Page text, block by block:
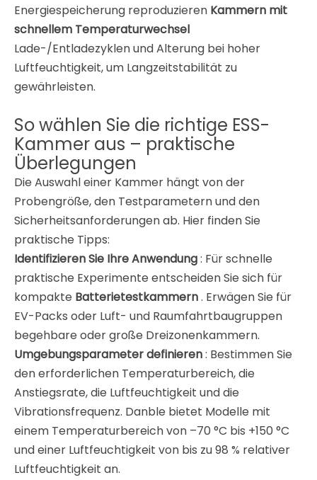
Energiespeicherung reproduzieren Kammern mit
schnellem Temperaturwechsel
Lade-/Entladezyklen und Alterung bei hoher
Luftfeuchtigkeit, um Langzeitstabilität zu
gewährleisten.
So wählen Sie die richtige ESS-
Kammer aus – praktische
Überlegungen
Die Auswahl einer Kammer hängt von der
Probengröße, den Testparametern und den
Sicherheitsanforderungen ab. Hier finden Sie
praktische Tipps:
Identifizieren Sie Ihre Anwendung: Für schnelle
praktische Experimente entscheiden Sie sich für
kompakte Batterietestkammern. Erwägen Sie für
EV-Packs oder Luft- und Raumfahrtbaugruppen
begehbare oder große Dreizonenkammern.
Umgebungsparameter definieren: Bestimmen Sie
den erforderlichen Temperaturbereich, die
Anstiegsrate, die Luftfeuchtigkeit und die
Vibrationsfrequenz. Danble bietet Modelle mit
einem Temperaturbereich von –70 °C bis +150 °C
und einer Luftfeuchtigkeit von bis zu 98 % relativer
Luftfeuchtigkeit an.